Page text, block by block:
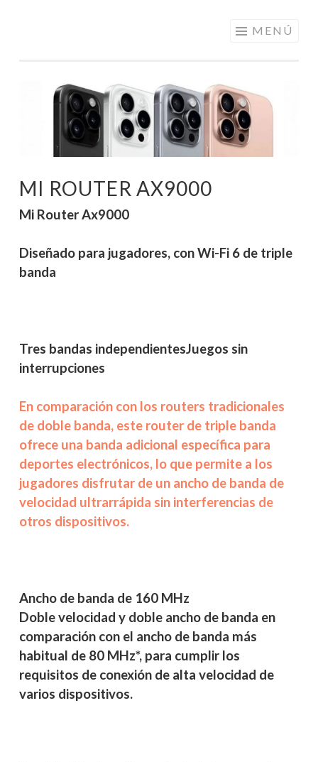
PRECIOS DE
ANDORRA
MENÚ
MI ROUTER AX9000
Mi Router Ax9000
Diseñado para jugadores, con Wi-Fi 6 de triple
banda
Tres bandas independientesJuegos sin
interrupciones
En comparación con los routers tradicionales
de doble banda, este router de triple banda
ofrece una banda adicional específica para
deportes electrónicos, lo que permite a los
jugadores disfrutar de un ancho de banda de
velocidad ultrarrápida sin interferencias de
otros dispositivos.
Ancho de banda de 160 MHz
Doble velocidad y doble ancho de banda en
comparación con el ancho de banda más
habitual de 80 MHz*, para cumplir los
requisitos de conexión de alta velocidad de
varios dispositivos.